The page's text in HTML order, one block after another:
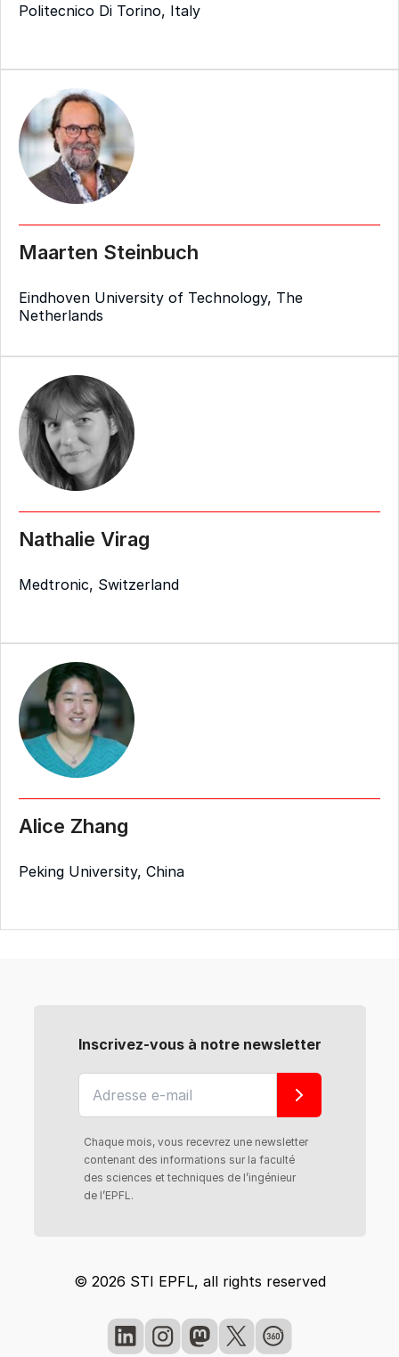
Politecnico Di Torino, Italy
Maarten Steinbuch
Eindhoven University of Technology, The
Netherlands
Nathalie Virag
Medtronic, Switzerland
Alice Zhang
Peking University, China
Inscrivez-vous à notre newsletter
Chaque mois, vous recevrez une newsletter
contenant des informations sur la faculté
des sciences et techniques de l’ingénieur
de l’EPFL.
© 2026 STI EPFL, all rights reserved